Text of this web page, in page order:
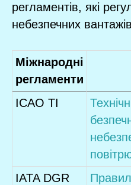
регламентів, які
небезпечних
Міжнародні
регламенти
ICAO TI
IATA DGR